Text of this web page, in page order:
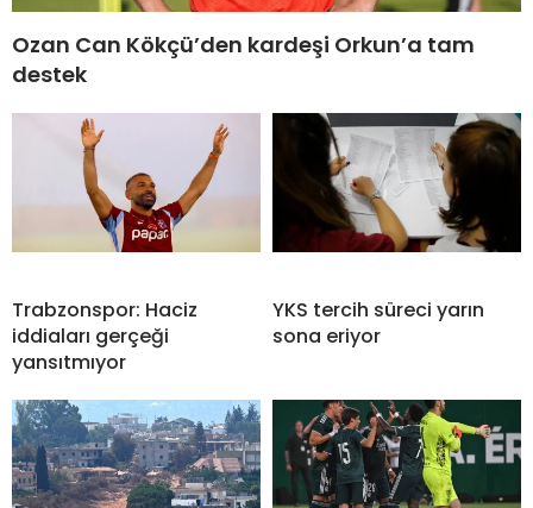
Ozan Can Kökçü’den kardeşi Orkun’a tam
destek
Trabzonspor: Haciz
iddiaları gerçeği
yansıtmıyor
YKS tercih süreci yarın
sona eriyor